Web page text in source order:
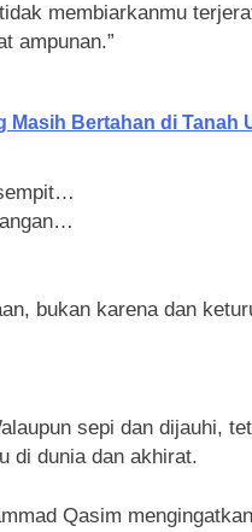
membiarkanmu
ampunan.”
Masih Bertahan di Tanah
bukan karena dan
sepi dan dijauhi,
di dunia dan akhirat.
Qasim